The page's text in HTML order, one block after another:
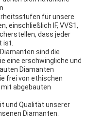
für unsere
einschließlich IF, VVS1,
dass jeder
ist.
sind die
eine erschwingliche und
Diamanten
frei von ethischen
abgebauten
und Qualität unserer
Diamanten.